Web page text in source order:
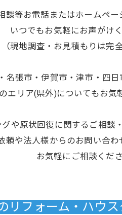
談等お電話またはホームペ
いつでもお気軽にお声がけ
（現地調査・お見積もりは完
名張市・伊賀市・津市・四
エリア(県外)についてもお気
や原状回復に関するご相談
頼や法人様からのお問い合
お気軽にご相談くださ
リフォーム・ハウ